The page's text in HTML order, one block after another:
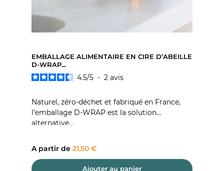
EMBALLAGE ALIMENTAIRE EN CIRE D’ABEILLE
D-WRAP...
4.5/5 - 2 avis
Naturel, zéro-déchet et fabriqué en France,
l’emballage D-WRAP est la solution
alternative...
Prix
A partir de 21,50 €
Ajouter au panier